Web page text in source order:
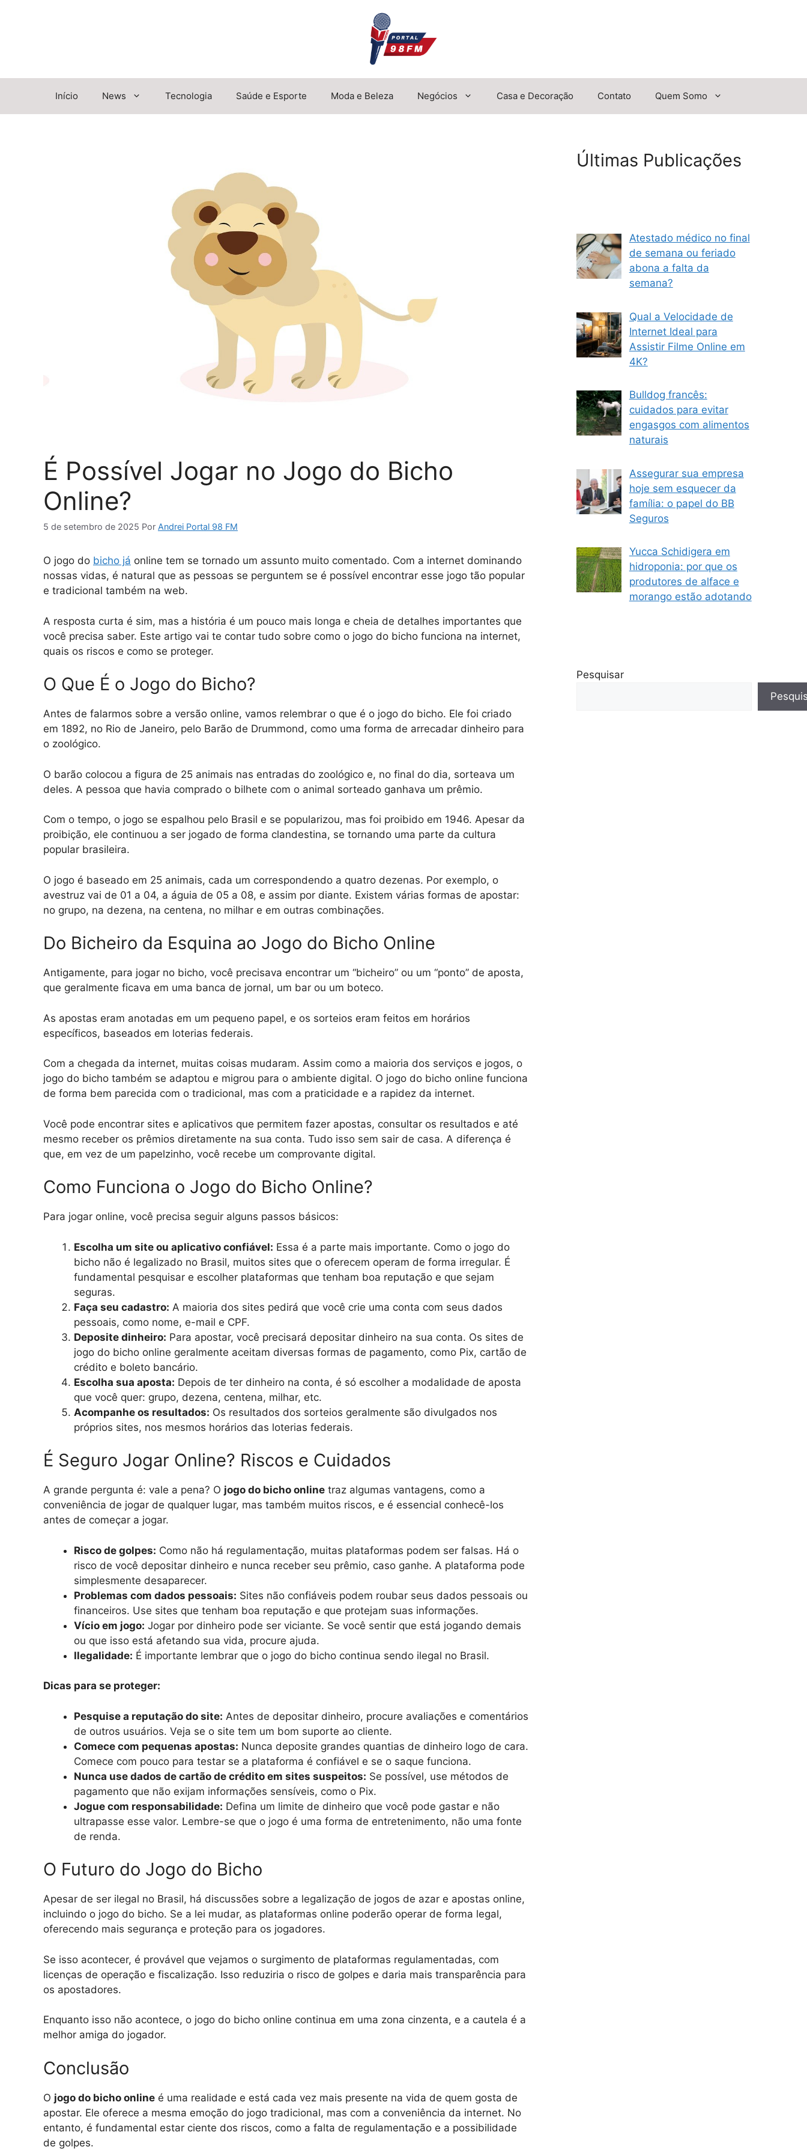
Início News Tecnologia Saúde e Esporte Moda e Beleza Negócios Casa e Decoração Contato Quem Somo
É Possível Jogar no Jogo do Bicho
Online?
5 de setembro de 2025 Por Andrei Portal 98 FM
O jogo do bicho já online tem se tornado um assunto muito comentado. Com a internet dominando
nossas vidas, é natural que as pessoas se perguntem se é possível encontrar esse jogo tão popular
e tradicional também na web.
A resposta curta é sim, mas a história é um pouco mais longa e cheia de detalhes importantes que
você precisa saber. Este artigo vai te contar tudo sobre como o jogo do bicho funciona na internet,
quais os riscos e como se proteger.
O Que É o Jogo do Bicho?
Antes de falarmos sobre a versão online, vamos relembrar o que é o jogo do bicho. Ele foi criado
em 1892, no Rio de Janeiro, pelo Barão de Drummond, como uma forma de arrecadar dinheiro para
o zoológico.
O barão colocou a figura de 25 animais nas entradas do zoológico e, no final do dia, sorteava um
deles. A pessoa que havia comprado o bilhete com o animal sorteado ganhava um prêmio.
Com o tempo, o jogo se espalhou pelo Brasil e se popularizou, mas foi proibido em 1946. Apesar da
proibição, ele continuou a ser jogado de forma clandestina, se tornando uma parte da cultura
popular brasileira.
O jogo é baseado em 25 animais, cada um correspondendo a quatro dezenas. Por exemplo, o
avestruz vai de 01 a 04, a águia de 05 a 08, e assim por diante. Existem várias formas de apostar:
no grupo, na dezena, na centena, no milhar e em outras combinações.
Do Bicheiro da Esquina ao Jogo do Bicho Online
Antigamente, para jogar no bicho, você precisava encontrar um “bicheiro” ou um “ponto” de aposta,
que geralmente ficava em uma banca de jornal, um bar ou um boteco.
As apostas eram anotadas em um pequeno papel, e os sorteios eram feitos em horários
específicos, baseados em loterias federais.
Com a chegada da internet, muitas coisas mudaram. Assim como a maioria dos serviços e jogos, o
jogo do bicho também se adaptou e migrou para o ambiente digital. O jogo do bicho online funciona
de forma bem parecida com o tradicional, mas com a praticidade e a rapidez da internet.
Você pode encontrar sites e aplicativos que permitem fazer apostas, consultar os resultados e até
mesmo receber os prêmios diretamente na sua conta. Tudo isso sem sair de casa. A diferença é
que, em vez de um papelzinho, você recebe um comprovante digital.
Como Funciona o Jogo do Bicho Online?
Para jogar online, você precisa seguir alguns passos básicos:
Escolha um site ou aplicativo confiável: Essa é a parte mais importante. Como o jogo do
bicho não é legalizado no Brasil, muitos sites que o oferecem operam de forma irregular. É
fundamental pesquisar e escolher plataformas que tenham boa reputação e que sejam
seguras.
Faça seu cadastro: A maioria dos sites pedirá que você crie uma conta com seus dados
pessoais, como nome, e-mail e CPF.
Deposite dinheiro: Para apostar, você precisará depositar dinheiro na sua conta. Os sites de
jogo do bicho online geralmente aceitam diversas formas de pagamento, como Pix, cartão de
crédito e boleto bancário.
Escolha sua aposta: Depois de ter dinheiro na conta, é só escolher a modalidade de aposta
que você quer: grupo, dezena, centena, milhar, etc.
Acompanhe os resultados: Os resultados dos sorteios geralmente são divulgados nos
próprios sites, nos mesmos horários das loterias federais.
É Seguro Jogar Online? Riscos e Cuidados
A grande pergunta é: vale a pena? O jogo do bicho online traz algumas vantagens, como a
conveniência de jogar de qualquer lugar, mas também muitos riscos, e é essencial conhecê-los
antes de começar a jogar.
Risco de golpes: Como não há regulamentação, muitas plataformas podem ser falsas. Há o
risco de você depositar dinheiro e nunca receber seu prêmio, caso ganhe. A plataforma pode
simplesmente desaparecer.
Problemas com dados pessoais: Sites não confiáveis podem roubar seus dados pessoais ou
financeiros. Use sites que tenham boa reputação e que protejam suas informações.
Vício em jogo: Jogar por dinheiro pode ser viciante. Se você sentir que está jogando demais
ou que isso está afetando sua vida, procure ajuda.
Ilegalidade: É importante lembrar que o jogo do bicho continua sendo ilegal no Brasil.
Dicas para se proteger:
Pesquise a reputação do site: Antes de depositar dinheiro, procure avaliações e comentários
de outros usuários. Veja se o site tem um bom suporte ao cliente.
Comece com pequenas apostas: Nunca deposite grandes quantias de dinheiro logo de cara.
Comece com pouco para testar se a plataforma é confiável e se o saque funciona.
Nunca use dados de cartão de crédito em sites suspeitos: Se possível, use métodos de
pagamento que não exijam informações sensíveis, como o Pix.
Jogue com responsabilidade: Defina um limite de dinheiro que você pode gastar e não
ultrapasse esse valor. Lembre-se que o jogo é uma forma de entretenimento, não uma fonte
de renda.
O Futuro do Jogo do Bicho
Apesar de ser ilegal no Brasil, há discussões sobre a legalização de jogos de azar e apostas online,
incluindo o jogo do bicho. Se a lei mudar, as plataformas online poderão operar de forma legal,
oferecendo mais segurança e proteção para os jogadores.
Se isso acontecer, é provável que vejamos o surgimento de plataformas regulamentadas, com
licenças de operação e fiscalização. Isso reduziria o risco de golpes e daria mais transparência para
os apostadores.
Enquanto isso não acontece, o jogo do bicho online continua em uma zona cinzenta, e a cautela é a
melhor amiga do jogador.
Conclusão
O jogo do bicho online é uma realidade e está cada vez mais presente na vida de quem gosta de
apostar. Ele oferece a mesma emoção do jogo tradicional, mas com a conveniência da internet. No
entanto, é fundamental estar ciente dos riscos, como a falta de regulamentação e a possibilidade
de golpes.
Últimas Publicações
Atestado médico no final
de semana ou feriado
abona a falta da
semana?
Qual a Velocidade de
Internet Ideal para
Assistir Filme Online em
4K?
Bulldog francês:
cuidados para evitar
engasgos com alimentos
naturais
Assegurar sua empresa
hoje sem esquecer da
família: o papel do BB
Seguros
Yucca Schidigera em
hidroponia: por que os
produtores de alface e
morango estão adotando
Pesquisar